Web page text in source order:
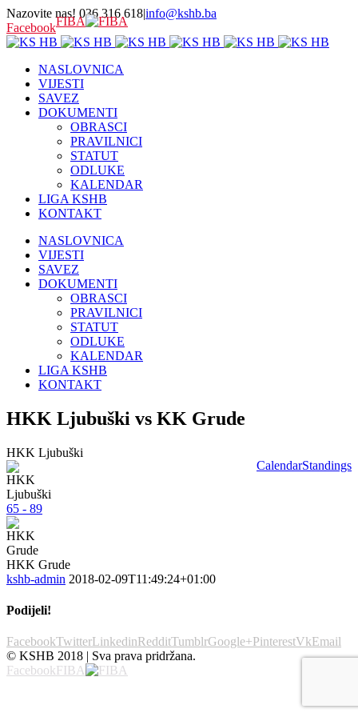
Nazovite nas! 036 316 618|info@kshb.ba
FacebookFIBA
NASLOVNICA
VIJESTI
SAVEZ
DOKUMENTI
OBRASCI
PRAVILNICI
STATUT
ODLUKE
KALENDAR
LIGA KSHB
KONTAKT
NASLOVNICA
VIJESTI
SAVEZ
DOKUMENTI
OBRASCI
PRAVILNICI
STATUT
ODLUKE
KALENDAR
LIGA KSHB
KONTAKT
HKK Ljubuški vs KK Grude
CalendarStandings
HKK Ljubuški
65 - 89
HKK Grude
kshb-admin 2018-02-09T11:49:24+01:00
Podijeli!
FacebookTwitterLinkedinRedditTumblrGoogle+PinterestVkEmail
© KSHB 2018 | Sva prava pridržana.
FacebookFIBA